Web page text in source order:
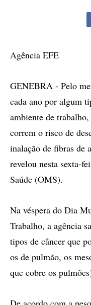
Agência EFE
GENEBRA - Pelo
cada ano por algum
ambiente de
correm o risco de
inalação de fibras de
revelou nesta sexta-
Saúde (OMS).
Na véspera do Dia
Trabalho, a agência
tipos de câncer que
os de pulmão, os
que cobre os